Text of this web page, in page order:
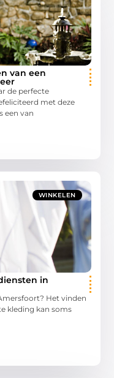
van een
de perfecte
met deze
een van
WINKELEN
in
Het vinden
kleding kan soms